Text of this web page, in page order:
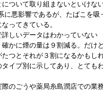
ついて取り組まないといけな
に悪影響であるが、たばこを吸
ってきている。
しいデータはわかっていない
かに煙の量は９割減る。だけ
つとそれが３割になるかもし
イプ別に示してあり、とても
のごうや薬局糸島潤店での業